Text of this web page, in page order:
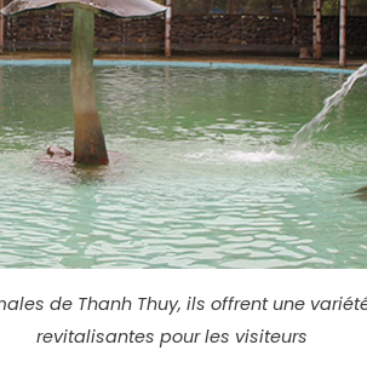
de Thanh Thuy, ils offrent une
revitalisantes pour les visiteurs